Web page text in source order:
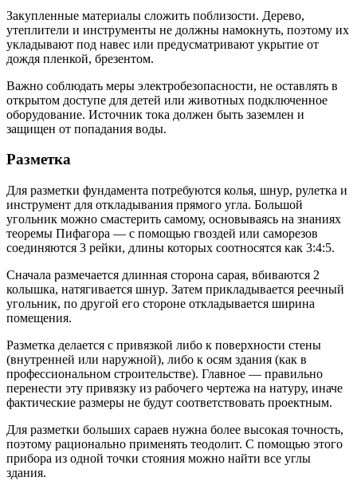
Закупленные материалы сложить поблизости. Дерево,
утеплители и инструменты не должны намокнуть, поэтому их
укладывают под навес или предусматривают укрытие от
дождя пленкой, брезентом.
Важно соблюдать меры электробезопасности, не оставлять в
открытом доступе для детей или животных подключенное
оборудование. Источник тока должен быть заземлен и
защищен от попадания воды.
Разметка
Для разметки фундамента потребуются колья, шнур, рулетка и
инструмент для откладывания прямого угла. Большой
угольник можно смастерить самому, основываясь на знаниях
теоремы Пифагора — с помощью гвоздей или саморезов
соединяются 3 рейки, длины которых соотносятся как 3:4:5.
Сначала размечается длинная сторона сарая, вбиваются 2
колышка, натягивается шнур. Затем прикладывается реечный
угольник, по другой его стороне откладывается ширина
помещения.
Разметка делается с привязкой либо к поверхности стены
(внутренней или наружной), либо к осям здания (как в
профессиональном строительстве). Главное — правильно
перенести эту привязку из рабочего чертежа на натуру, иначе
фактические размеры не будут соответствовать проектным.
Для разметки больших сараев нужна более высокая точность,
поэтому рационально применять теодолит. С помощью этого
прибора из одной точки стояния можно найти все углы
здания.